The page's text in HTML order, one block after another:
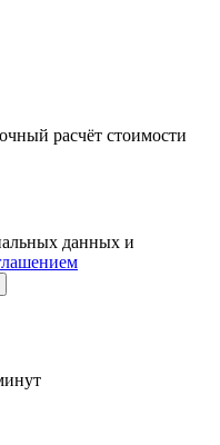
расчёт стоимости
данных и